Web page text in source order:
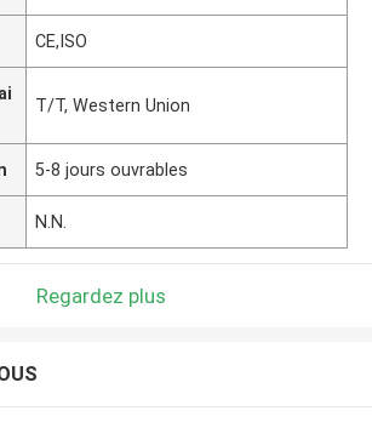
CE,ISO
T/T, Western Union
5-8 jours ouvrables
N.N.
Regardez plus